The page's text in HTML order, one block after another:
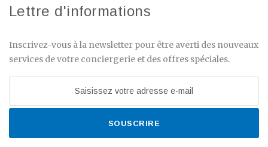
Lettre d'informations
Inscrivez-vous à la newsletter pour être averti des nouveaux
services de votre conciergerie et des offres spéciales.
SOUSCRIRE